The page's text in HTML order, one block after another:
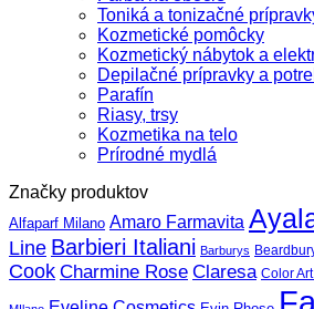
Toniká a tonizačné
Kozmetické pomôcky
Kozmetický nábytok a
Depilačné prípravky a
Parafín
Riasy, trsy
Kozmetika na telo
Prírodné mydlá
Značky produktov
Alfaparf Milano Amaro Farmavita
Line Barbieri Italiani Barburys
Cook Charmine Rose Claresa Color